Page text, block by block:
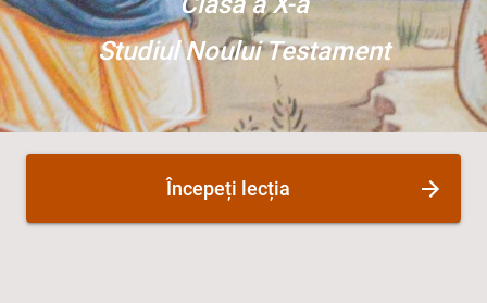
Studiul Noului Testament
Începeți lecția